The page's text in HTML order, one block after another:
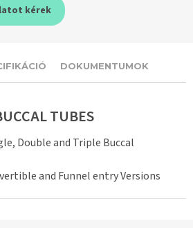
kérek
DOKUMENTUMOK
TUBES
Double and Triple Buccal
and Funnel entry Versions